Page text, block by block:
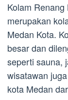
Kolam
merupakan
Medan Kota.
besar dan
seperti sauna,
wisatawan
kota Medan